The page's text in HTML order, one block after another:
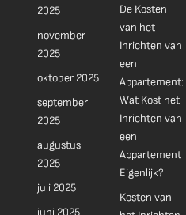
2025
november
2025
oktober 2025
september
2025
augustus
2025
juli 2025
juni 2025
De Kosten
van het
Inrichten van
een
Appartement:
Wat Kost het
Inrichten van
een
Appartement
Eigenlijk?
Kosten van